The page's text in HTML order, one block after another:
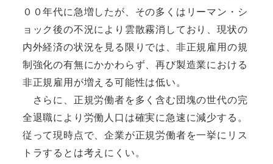
００年代に急増したが、その多くはリーマン・シ
ョック後の不況により雲散霧消しており、現状の
内外経済の状況を見る限りでは、非正規雇用の規
制強化の有無にかかわらず、再び製造業における
非正規雇用が増える可能性は低い。
さらに、正規労働者を多く含む団塊の世代の完
全退職により労働人口は確実に急速に減少する。
従って現時点で、企業が正規労働者を一挙にリス
トラするとは考えにくい。